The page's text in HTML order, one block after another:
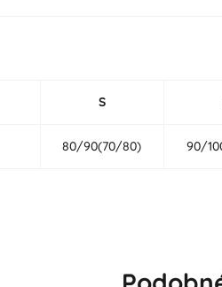
S
80/90(70/80) 90/